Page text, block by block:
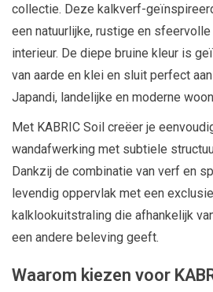
collectie. Deze kalkverf-
een natuurlijke, rustige en
interieur. De diepe bruine kleur is
van aarde en klei en sluit perfect
Japandi, landelijke en moderne
Met KABRIC Soil creëer je
wandafwerking met subtiele
Dankzij de combinatie van verf en
levendig oppervlak met een
kalklookuitstraling die afhankelijk
een andere beleving geeft.
Waarom kiezen voor